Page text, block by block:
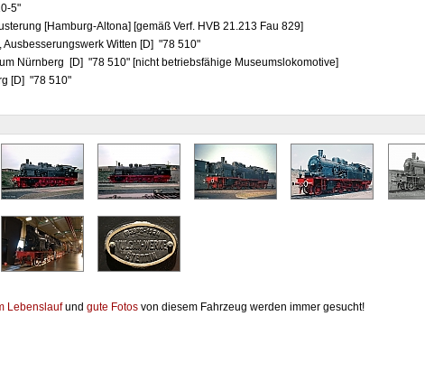
5"
[Hamburg-Altona] [gemäß Verf. HVB 21.213 Fau 829]
Witten [D] "78 510"
Nürnberg [D] "78 510" [nicht betriebsfähige Museumslokomotive]
[D] "78 510"
Lebenslaufund gute Fotos von diesem Fahrzeug werden immer gesucht!